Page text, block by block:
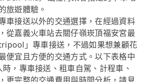
旅遊體驗。
車接送以外的交通選擇，在經過資料
從嘉義火車站去關仔嶺崁頂福安宮最
」專車接送，不過如果想兼顧花
便宜且方便的交通方式。以下表格中
，專車接送、租車自駕、計程車、